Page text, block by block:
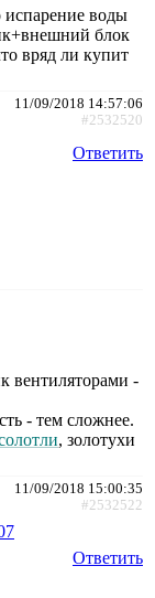
испарение воды
блок
вряд ли купит
11/09/2018 14:57:06
#2532520
Ответить
вентиляторами -
- тем сложнее.
, золотухи
11/09/2018 15:00:35
#2532522
Ответить